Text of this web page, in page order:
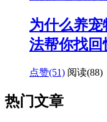
为什么养
法帮你找回
点赞(51) 阅读(88)
热门文章